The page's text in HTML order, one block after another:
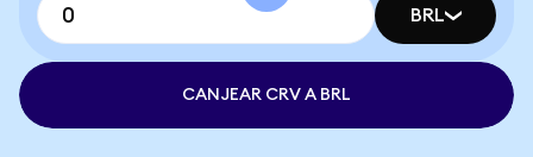
BRL
CANJEAR CRV A BRL